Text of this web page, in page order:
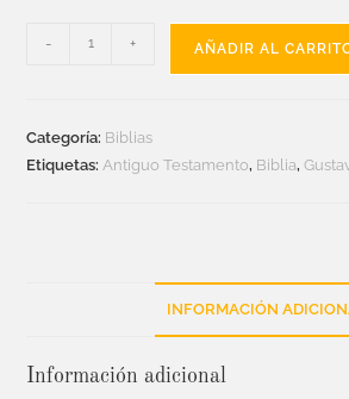
- + AÑADIR AL
Categoría: Biblias
Etiquetas: Antiguo Testamento, Biblia,
INFORMACIÓN
Información adicional